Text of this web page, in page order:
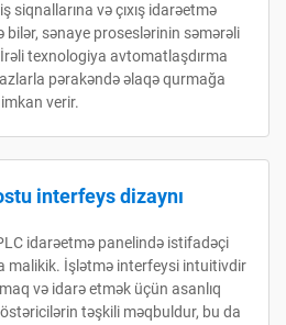
siqnallarına və çıxış idarəetmə
bilər, sənaye proseslərinin səmərəli
texnologiya avtomatlaşdırma
pərakəndə əlaqə qurmağa
imkan verir.
interfeys dizaynı
idarəetmə panelində istifadəçi
malikik. İşlətmə interfeysi intuitivdir
və idarə etmək üçün asanlıq
təşkili məqbuldur, bu da